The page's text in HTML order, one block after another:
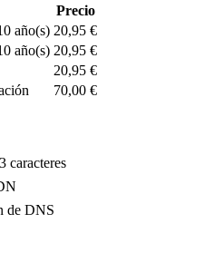
Precio
año(s) 20,95 €
año(s) 20,95 €
20,95 €
70,00 €
caracteres
de DNS